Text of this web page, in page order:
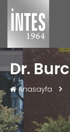
Dr.
Anasayfa